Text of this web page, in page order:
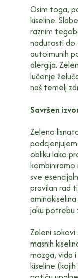
Osim toga,
kiseline.
raznim
nadutosti do
autoimunih
alergija.
lučenje
naš temelj
Savršen
Zeleno
obliku lako
sve
pravilan rad
jaku potrebu
Zeleni
masnih
mozga, vida
kiseline